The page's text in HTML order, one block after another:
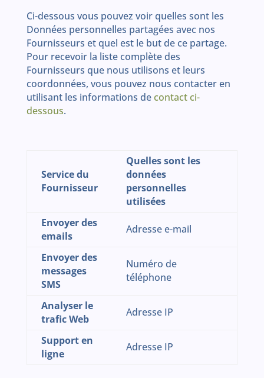
Ci-dessous vous pouvez voir quelles sont les
Données personnelles partagées avec nos
Fournisseurs et quel est le but de ce partage.
Pour recevoir la liste complète des
Fournisseurs que nous utilisons et leurs
coordonnées, vous pouvez nous contacter en
utilisant les informations de contact ci-
dessous.
Service du
Fournisseur
Quelles sont les
données
personnelles
utilisées
Envoyer des
emails
Adresse e-mail
Envoyer des
messages
SMS
Numéro de
téléphone
Analyser le
trafic Web
Adresse IP
Support en
ligne
Adresse IP